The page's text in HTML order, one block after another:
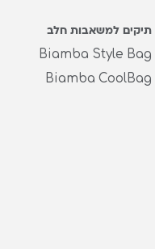
תיקים למשאבות חלב
Biamba Style Bag
Biamba CoolBag